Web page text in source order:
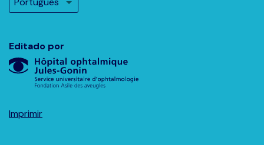
Editado por
Imprimir